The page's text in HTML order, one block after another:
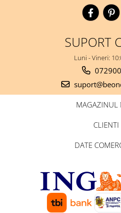
SUPORT
Luni - Vineri:
MAGAZINUL
CLIENTI
DATE